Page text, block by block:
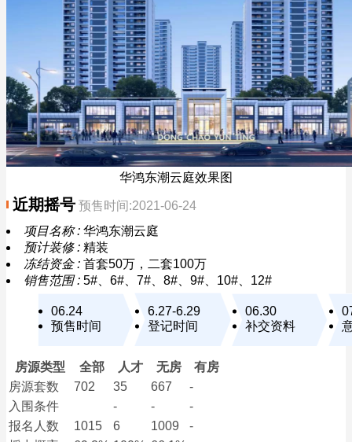
华鸿东潮云庭效果图
近期摇号 预售时间:2021-06-24
项目名称 : 华鸿东潮云庭
预计装修 : 精装
冻结资金 : 首套50万，二套100万
销售范围 : 5#、6#、7#、8#、9#、10#、12#
06.24
预售时间
6.27-6.29
登记时间
06.30
补交资料
房源类型 全部 人才 无房
有房
房源套数
702 35 667
-
入围条件
- -
-
报名 人数 1015 6 1009
-